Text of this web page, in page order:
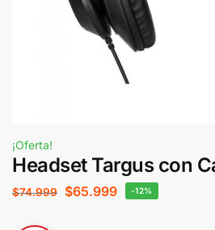
¡Oferta!
Headset Targus con
$74.999 $65.999 -12%